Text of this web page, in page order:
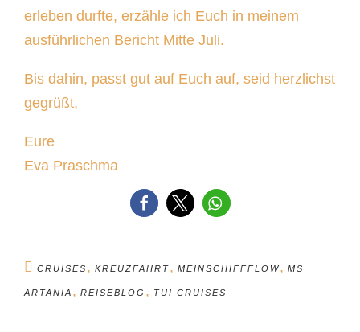
erleben durfte, erzähle ich Euch in meinem
ausführlichen Bericht Mitte Juli.
Bis dahin, passt gut auf Euch auf, seid herzlichst
gegrüßt,
Eure
Eva Praschma
CRUISES , KREUZFAHRT, MEINSCHIFFFLOW, MS
ARTANIA , REISEBLOG , TUI CRUISES